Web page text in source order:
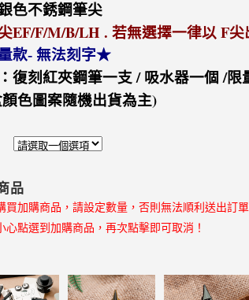
色不銹鋼筆尖
EF/F/M/B/LH . 若無選擇一律以 F尖
款- 無法刻字★
復刻紅夾鋼筆一支 / 吸水器一個 /限
色圖案隨機出貨為主)
品
買加購商品，請設定數量，否則無法順利送出訂單
心點選到加購商品，再次點擊即可取消！